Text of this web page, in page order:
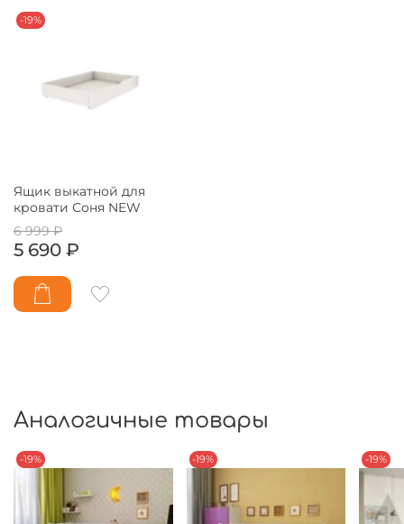
-19%
Ящик выкатной для
кровати Соня NEW
6 999 ₽
5 690 ₽
Аналогичные товары
-19% -19% -19%